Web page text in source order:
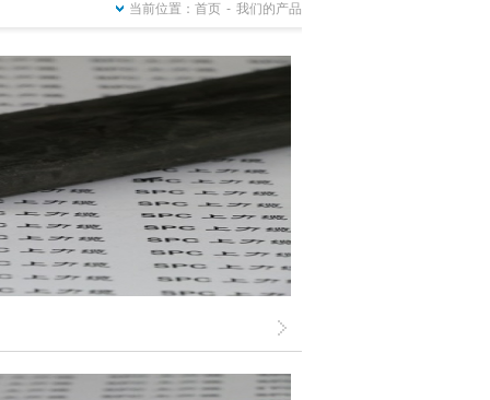
当前位置： 首页 - 我们的产品